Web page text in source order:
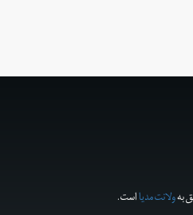
بهولانت‌مدیااست.